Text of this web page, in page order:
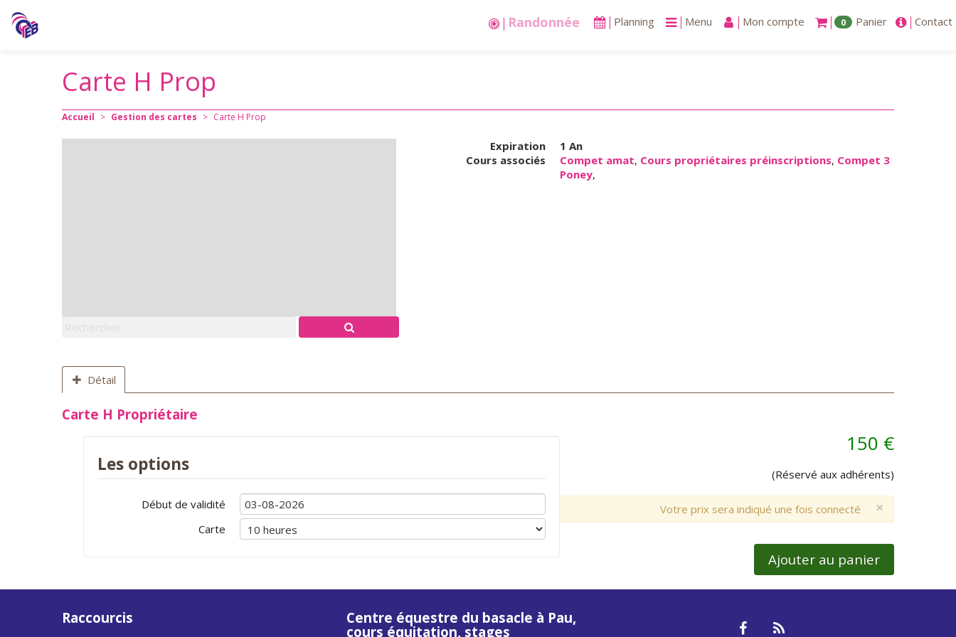
Randonnée Planning Menu Mon compte 0 Panier Contact
Carte H Prop
Accueil > Gestion des cartes > Carte H Prop
Expiration
1 An
Cours associés
Compet amat, Cours propriétaires préinscriptions, Compet 3
Poney,
Détail
Carte H Propriétaire
Les options
Début de validité
Carte
150 €
(Réservé aux adhérents)
×
Votre prix sera indiqué une fois connecté
Ajouter au panier
Raccourcis
Centre équestre du basacle à Pau,
cours équitation, stages